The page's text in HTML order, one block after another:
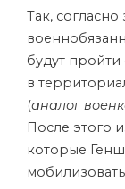
Так,
будут
в
(аналог
После этого
которые